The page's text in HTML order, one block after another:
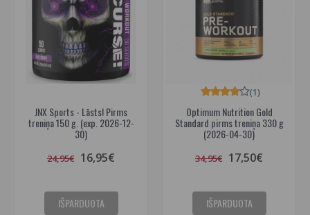
JNX Sports - Lāsts! Pirms
treniņa 150 g. (exp. 2026-12-
30)
24,95€ 16,95€
IŠPARDUOTA
Optimum Nutrition Gold
Standard pirms treniņa 330 g
(2026-04-30)
(1)
34,95€ 17,50€
IŠPARDUOTA